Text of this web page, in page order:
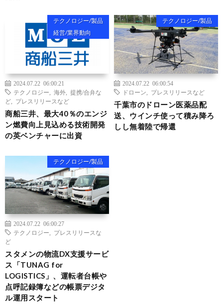
テクノロジー/製品
経営/業界動向
2024.07.22 06:00:21
テクノロジー
海外
提携/合弁な
ど
プレスリリースなど
商船三井、最大40％のエンジ
ン燃費向上見込める技術開発
の英ベンチャーに出資
テクノロジー/製品
2024.07.22 06:00:54
ドローン
プレスリリースなど
千葉市のドローン医薬品配
送、ウインチ使って積み降ろ
しし無着陸で帰還
テクノロジー/製品
2024.07.22 06:00:27
テクノロジー
プレスリリースな
ど
スタメンの物流DX支援サービ
ス「TUNAG for
LOGISTICS」、運転者台帳や
点呼記録簿などの帳票デジタ
ル運用スタート